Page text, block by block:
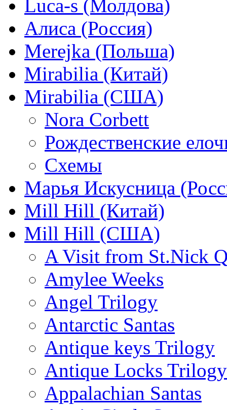
Luca-s (Молдова)
Алиса (Россия)
Merejka (Польша)
Mirabilia (Китай)
Mirabilia (США)
Nora Corbett
Рождественские
Схемы
Марья Искусница
Mill Hill (Китай)
Mill Hill (США)
A Visit from St.Nick
Amylee Weeks
Angel Trilogy
Antarctic Santas
Antique keys Trilogy
Antique Locks Trilogy
Appalachian Santas